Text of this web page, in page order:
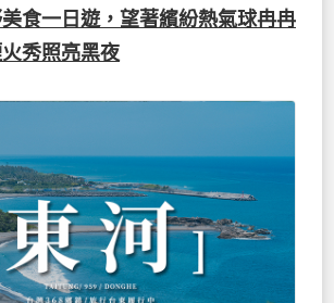
食一日遊，望著繽紛熱氣球冉冉
秀照亮黑夜